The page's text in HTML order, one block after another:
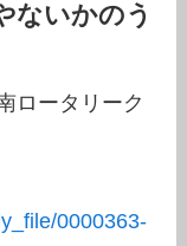
ないかのう
ロータリーク
0000363-